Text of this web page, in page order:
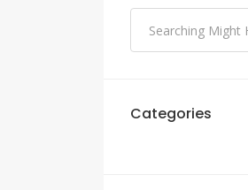
Categories